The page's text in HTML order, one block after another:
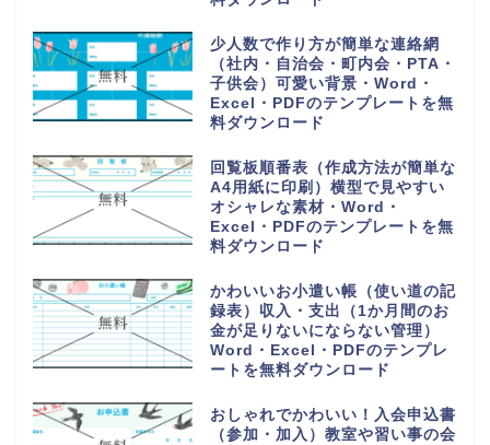
少人数で作り方が簡単な連絡網
（社内・自治会・町内会・PTA・
子供会）可愛い背景・Word・
Excel・PDFのテンプレートを無
料ダウンロード
回覧板順番表（作成方法が簡単な
A4用紙に印刷）横型で見やすい
オシャレな素材・Word・
Excel・PDFのテンプレートを無
料ダウンロード
かわいいお小遣い帳（使い道の記
録表）収入・支出（1か月間のお
金が足りないにならない管理）
Word・Excel・PDFのテンプレ
ートを無料ダウンロード
おしゃれでかわいい！入会申込書
（参加・加入）教室や習い事の会